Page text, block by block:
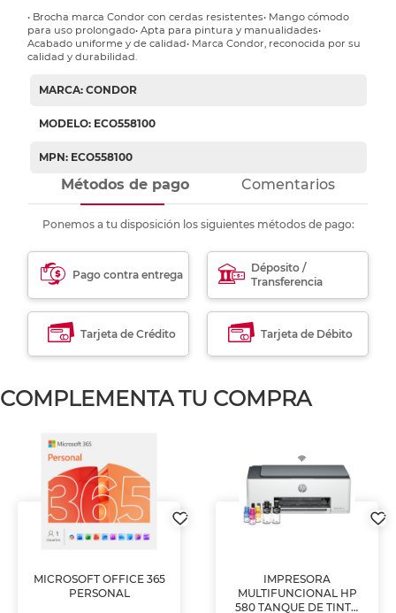
• Brocha marca Condor con cerdas resistentes• Mango cómodo
para uso prolongado• Apta para pintura y manualidades•
Acabado uniforme y de calidad• Marca Condor, reconocida por su
calidad y durabilidad.
MARCA: CONDOR
MODELO: ECO558100
MPN: ECO558100
Métodos de pago Comentarios
Ponemos a tu disposición los siguientes métodos de pago:
Pago contra entrega
Déposito /
Transferencia
Tarjeta de Crédito Tarjeta de Débito
COMPLEMENTA TU COMPRA
MICROSOFT OFFICE 365
PERSONAL
IMPRESORA
MULTIFUNCIONAL HP
580 TANQUE DE TINTA